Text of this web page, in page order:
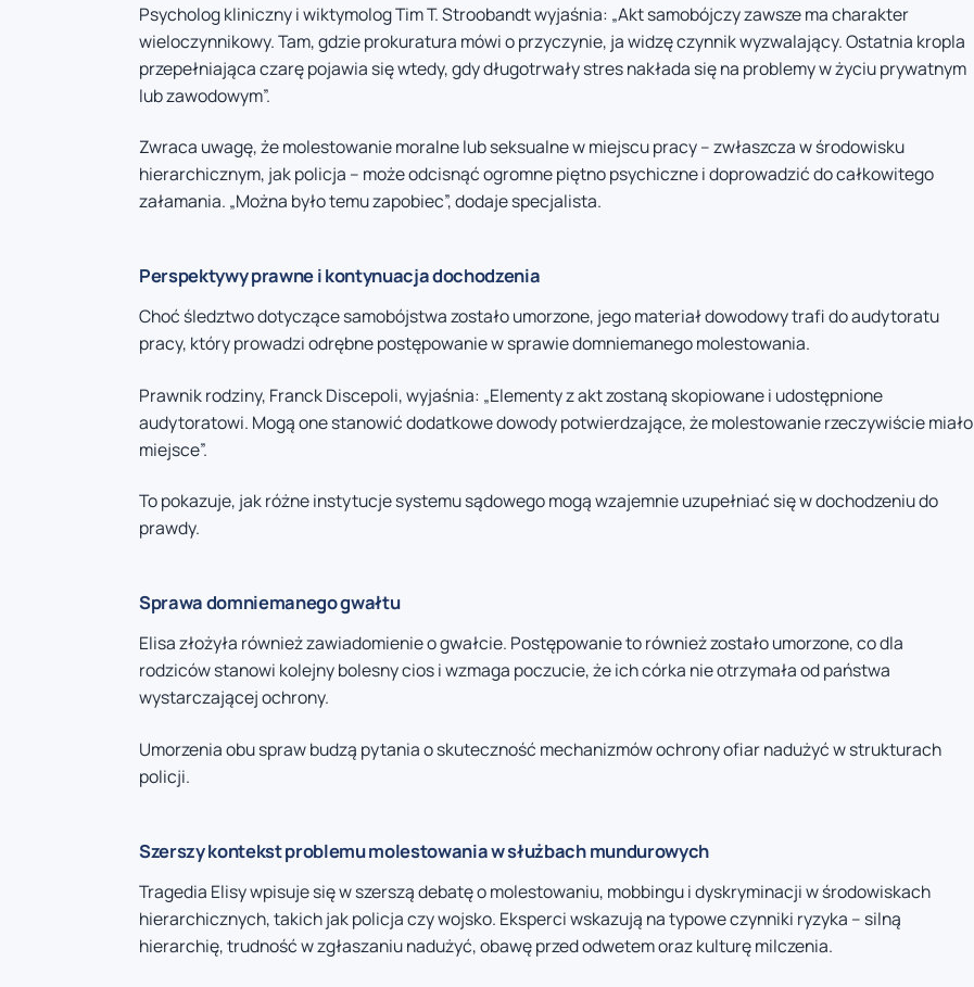
Psycholog kliniczny i wiktymolog Tim T. Stroobandt wyjaśnia: „Akt samobójczy zawsze ma charakter
wieloczynnikowy. Tam, gdzie prokuratura mówi o przyczynie, ja widzę czynnik wyzwalający. Ostatnia kropla
przepełniająca czarę pojawia się wtedy, gdy długotrwały stres nakłada się na problemy w życiu prywatnym
lub zawodowym”.
Zwraca uwagę, że molestowanie moralne lub seksualne w miejscu pracy – zwłaszcza w środowisku
hierarchicznym, jak policja – może odcisnąć ogromne piętno psychiczne i doprowadzić do całkowitego
załamania. „Można było temu zapobiec”, dodaje specjalista.
Perspektywy prawne i kontynuacja dochodzenia
Choć śledztwo dotyczące samobójstwa zostało umorzone, jego materiał dowodowy trafi do audytoratu
pracy, który prowadzi odrębne postępowanie w sprawie domniemanego molestowania.
Prawnik rodziny, Franck Discepoli, wyjaśnia: „Elementy z akt zostaną skopiowane i udostępnione
audytoratowi. Mogą one stanowić dodatkowe dowody potwierdzające, że molestowanie rzeczywiście miało
miejsce”.
To pokazuje, jak różne instytucje systemu sądowego mogą wzajemnie uzupełniać się w dochodzeniu do
prawdy.
Sprawa domniemanego gwałtu
Elisa złożyła również zawiadomienie o gwałcie. Postępowanie to również zostało umorzone, co dla
rodziców stanowi kolejny bolesny cios i wzmaga poczucie, że ich córka nie otrzymała od państwa
wystarczającej ochrony.
Umorzenia obu spraw budzą pytania o skuteczność mechanizmów ochrony ofiar nadużyć w strukturach
policji.
Szerszy kontekst problemu molestowania w służbach mundurowych
Tragedia Elisy wpisuje się w szerszą debatę o molestowaniu, mobbingu i dyskryminacji w środowiskach
hierarchicznych, takich jak policja czy wojsko. Eksperci wskazują na typowe czynniki ryzyka – silną
hierarchię, trudność w zgłaszaniu nadużyć, obawę przed odwetem oraz kulturę milczenia.